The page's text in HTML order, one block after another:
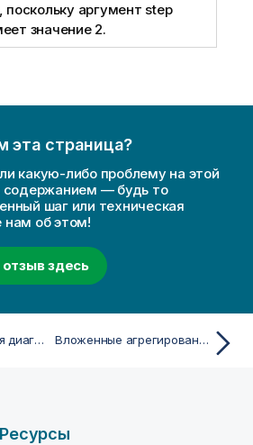
поскольку аргумент step
значение 2.
эта страница?
какую-либо проблему на этой
содержанием — будь то
шаг или техническая
нам об этом!
здесь
ValueList — функция диаграммы Вложенные агрегирования